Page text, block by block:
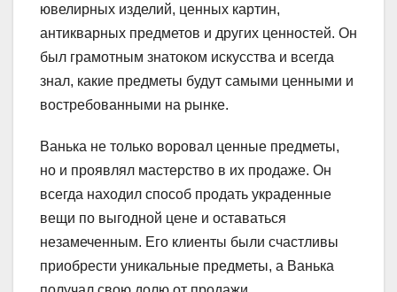
ювелирных изделий, ценных картин,
антикварных предметов и других ценностей. Он
был грамотным знатоком искусства и всегда
знал, какие предметы будут самыми ценными и
востребованными на рынке.
Ванька не только воровал ценные предметы,
но и проявлял мастерство в их продаже. Он
всегда находил способ продать украденные
вещи по выгодной цене и оставаться
незамеченным. Его клиенты были счастливы
приобрести уникальные предметы, а Ванька